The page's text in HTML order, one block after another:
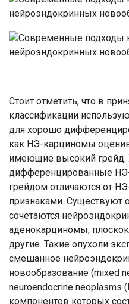
Стоит отметить, что в
классификации
для хорошо
как НЭ-карциномы
имеющие высокий
дифференцированные
грейдом отличаются от
признаками. Существуют
сочетаются
аденокарциномы,
другие. Такие опухоли
смешанное
новообразование (mixed
neuroendocrine neoplasms
компонентов которых